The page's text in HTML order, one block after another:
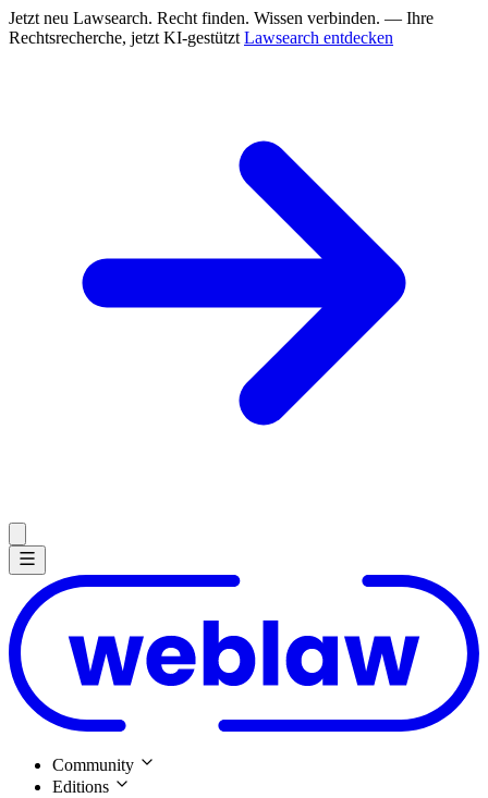
Jetzt neu Lawsearch. Recht finden. Wissen verbinden. — Ihre
Rechtsrecherche, jetzt KI-gestützt Lawsearch entdecken
Community
Editions